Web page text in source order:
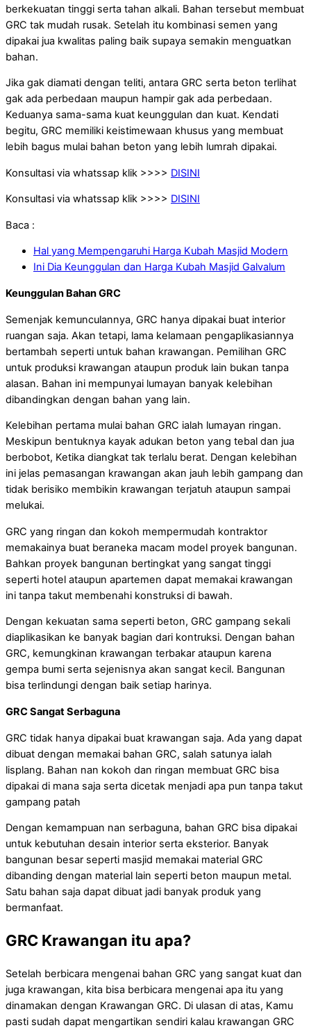
berkekuatan tinggi serta tahan alkali. Bahan tersebut membuat
GRC tak mudah rusak. Setelah itu kombinasi semen yang
dipakai jua kwalitas paling baik supaya semakin menguatkan
bahan.
Jika gak diamati dengan teliti, antara GRC serta beton terlihat
gak ada perbedaan maupun hampir gak ada perbedaan.
Keduanya sama-sama kuat keunggulan dan kuat. Kendati
begitu, GRC memiliki keistimewaan khusus yang membuat
lebih bagus mulai bahan beton yang lebih lumrah dipakai.
Konsultasi via whatssap klik >>>> DISINI
Konsultasi via whatssap klik >>>> DISINI
Baca :
Hal yang Mempengaruhi Harga Kubah Masjid Modern
Ini Dia Keunggulan dan Harga Kubah Masjid Galvalum
Keunggulan Bahan GRC
Semenjak kemunculannya, GRC hanya dipakai buat interior
ruangan saja. Akan tetapi, lama kelamaan pengaplikasiannya
bertambah seperti untuk bahan krawangan. Pemilihan GRC
untuk produksi krawangan ataupun produk lain bukan tanpa
alasan. Bahan ini mempunyai lumayan banyak kelebihan
dibandingkan dengan bahan yang lain.
Kelebihan pertama mulai bahan GRC ialah lumayan ringan.
Meskipun bentuknya kayak adukan beton yang tebal dan jua
berbobot, Ketika diangkat tak terlalu berat. Dengan kelebihan
ini jelas pemasangan krawangan akan jauh lebih gampang dan
tidak berisiko membikin krawangan terjatuh ataupun sampai
melukai.
GRC yang ringan dan kokoh mempermudah kontraktor
memakainya buat beraneka macam model proyek bangunan.
Bahkan proyek bangunan bertingkat yang sangat tinggi
seperti hotel ataupun apartemen dapat memakai krawangan
ini tanpa takut membenahi konstruksi di bawah.
Dengan kekuatan sama seperti beton, GRC gampang sekali
diaplikasikan ke banyak bagian dari kontruksi. Dengan bahan
GRC, kemungkinan krawangan terbakar ataupun karena
gempa bumi serta sejenisnya akan sangat kecil. Bangunan
bisa terlindungi dengan baik setiap harinya.
GRC Sangat Serbaguna
GRC tidak hanya dipakai buat krawangan saja. Ada yang dapat
dibuat dengan memakai bahan GRC, salah satunya ialah
lisplang. Bahan nan kokoh dan ringan membuat GRC bisa
dipakai di mana saja serta dicetak menjadi apa pun tanpa takut
gampang patah
Dengan kemampuan nan serbaguna, bahan GRC bisa dipakai
untuk kebutuhan desain interior serta eksterior. Banyak
bangunan besar seperti masjid memakai material GRC
dibanding dengan material lain seperti beton maupun metal.
Satu bahan saja dapat dibuat jadi banyak produk yang
bermanfaat.
GRC Krawangan itu apa?
Setelah berbicara mengenai bahan GRC yang sangat kuat dan
juga krawangan, kita bisa berbicara mengenai apa itu yang
dinamakan dengan Krawangan GRC. Di ulasan di atas, Kamu
pasti sudah dapat mengartikan sendiri kalau krawangan GRC